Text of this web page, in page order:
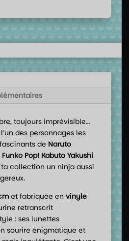
toujours imprévisible…
des personnages les
de Naruto
Funko Pop! Kabuto Yakushi
collection un ninja aussi
et fabriquée en vinyle
retranscrit
: ses lunettes
sourire énigmatique et